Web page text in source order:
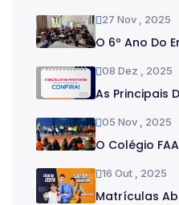
27 Nov , 2025
O 6º Ano Do
08 Dez , 2025
As Principais
05 Nov , 2025
O Colégio
16 Out , 2025
Matrículas